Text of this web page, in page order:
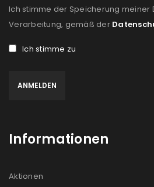
Ich stimme der Speicherung meiner
Verarbeitung, gemäß der
Ich stimme zu
Informationen
Aktionen